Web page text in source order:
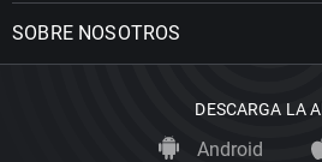
SOBRE NOSOTROS
DESCARGA LA
Android